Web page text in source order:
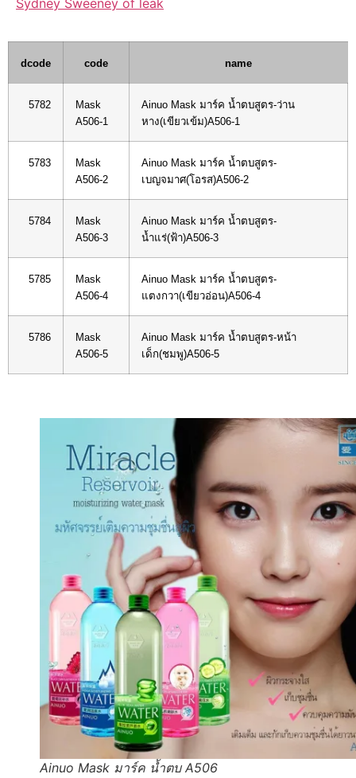
Sydney Sweeney of leak
dcode code name
5782
Mask
A506-1
Ainuo Mask มาร์ค น้ำตบสูตร-ว่าน
หาง(เขียวเข้ม)A506-1
5783
Mask
A506-2
Ainuo Mask มาร์ค น้ำตบสูตร-
เบญจมาศ(โอรส)A506-2
5784
Mask
A506-3
Ainuo Mask มาร์ค น้ำตบสูตร-
น้ำแร่(ฟ้า)A506-3
5785
Mask
A506-4
Ainuo Mask มาร์ค น้ำตบสูตร-
แตงกวา(เขียวอ่อน)A506-4
5786
Mask
A506-5
Ainuo Mask มาร์ค น้ำตบสูตร-หน้า
เด็ก(ชมพู)A506-5
Ainuo Mask มาร์ค น้ำตบ A506